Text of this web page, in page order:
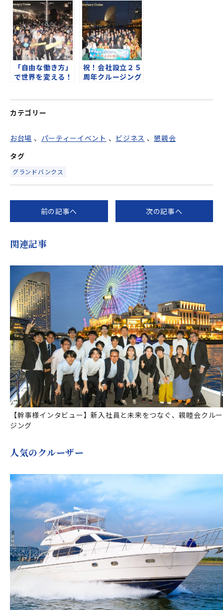
親会クルーズ
「自由な働き方」
で世界を変える！
祝！会社設立２５
周年クルージング
カテゴリー
お台場 、 パーティーイベント 、 ビジネス 、懇親会
タグ
グランドバンクス
前の記事へ 次の記事へ
関連記事
【幹事様インタビュー】新入社員と未来をつなぐ、親睦会クルー
ジング
人気のクルーザー